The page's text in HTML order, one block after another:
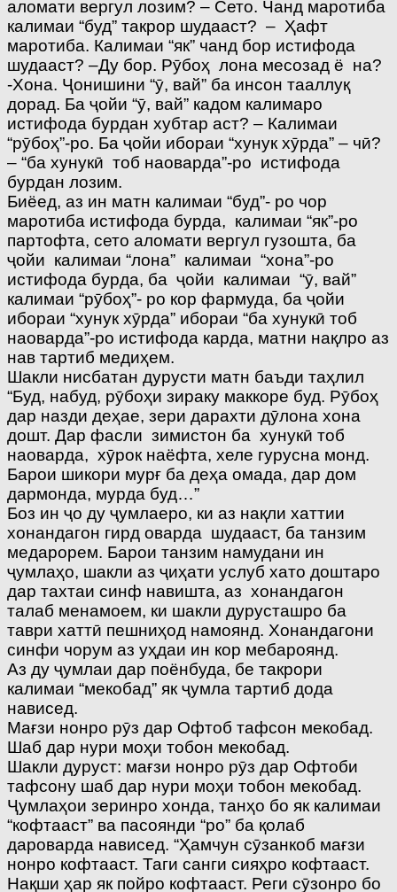
аломати вергул лозим? – Сето. Чанд маротиба
калимаи “буд” такрор шудааст? – Ҳафт
маротиба. Калимаи “як” чанд бор истифода
шудааст? –Ду бор. Рӯбоҳ лона месозад ё на?
-Хона. Ҷонишини “ӯ, вай” ба инсон тааллуқ
дорад. Ба ҷойи “ӯ, вай” кадом калимаро
истифода бурдан хубтар аст? – Калимаи
“рӯбоҳ”-ро. Ба ҷойи ибораи “хунук хӯрда” – чӣ?
– “ба хунукӣ тоб наоварда”-ро истифода
бурдан лозим.
Биёед, аз ин матн калимаи “буд”- ро чор
маротиба истифода бурда, калимаи “як”-ро
партофта, сето аломати вергул гузошта, ба
ҷойи калимаи “лона” калимаи “хона”-ро
истифода бурда, ба ҷойи калимаи “ӯ, вай”
калимаи “рӯбоҳ”- ро кор фармуда, ба ҷойи
ибораи “хунук хӯрда” ибораи “ба хунукӣ тоб
наоварда”-ро истифода карда, матни нақлро аз
нав тартиб медиҳем.
Шакли нисбатан дурусти матн баъди таҳлил
“Буд, набуд, рӯбоҳи зираку маккоре буд. Рӯбоҳ
дар назди деҳае, зери дарахти дӯлона хона
дошт. Дар фасли зимистон ба хунукӣ тоб
наоварда, хӯрок наёфта, хеле гурусна монд.
Барои шикори мурғ ба деҳа омада, дар дом
дармонда, мурда буд…”
Боз ин ҷо ду ҷумлаеро, ки аз нақли хаттии
хонандагон гирд оварда шудааст, ба танзим
медарорем. Барои танзим намудани ин
ҷумлаҳо, шакли аз ҷиҳати услуб хато доштаро
дар тахтаи синф навишта, аз хонандагон
талаб менамоем, ки шакли дурусташро ба
таври хаттӣ пешниҳод намоянд. Хонандагони
синфи чорум аз уҳдаи ин кор мебароянд.
Аз ду ҷумлаи дар поёнбуда, бе такрори
калимаи “мекобад” як ҷумла тартиб дода
нависед.
Мағзи нонро рӯз дар Офтоб тафсон мекобад.
Шаб дар нури моҳи тобон мекобад.
Шакли дуруст: мағзи нонро рӯз дар Офтоби
тафсону шаб дар нури моҳи тобон мекобад.
Ҷумлаҳои зеринро хонда, танҳо бо як калимаи
“кофтааст” ва пасоянди “ро” ба қолаб
дароварда нависед. “Ҳамчун сӯзанкоб мағзи
нонро кофтааст. Таги санги сияҳро кофтааст.
Нақши ҳар як пойро кофтааст. Реги сӯзонро бо